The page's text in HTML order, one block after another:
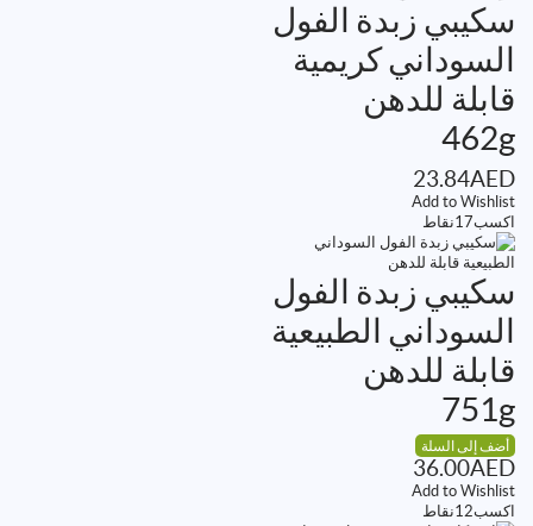
سكيبي زبدة الفول
السوداني كريمية
قابلة للدهن
462g
23.84AED
Add to Wishlist
اكسب17نقاط
سكيبي زبدة الفول
السوداني الطبيعية
قابلة للدهن
751g
أضف إلى السلة
36.00AED
Add to Wishlist
اكسب12نقاط